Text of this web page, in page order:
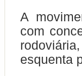
A
com
esquenta